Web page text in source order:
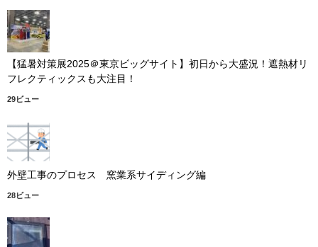
【猛暑対策展2025＠東京ビッグサイト】初日から大盛況！遮熱材リ
フレクティックスも大注目！
29ビュー
外壁工事のプロセス 窯業系サイディング編
28ビュー